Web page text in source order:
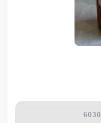
6030